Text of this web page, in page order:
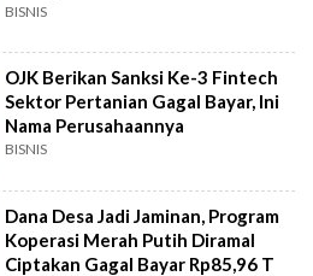
BISNIS
OJK Berikan Sanksi Ke-3 Fintech
Sektor Pertanian Gagal Bayar, Ini
Nama Perusahaannya
BISNIS
Dana Desa Jadi Jaminan, Program
Koperasi Merah Putih Diramal
Ciptakan Gagal Bayar Rp85,96 T